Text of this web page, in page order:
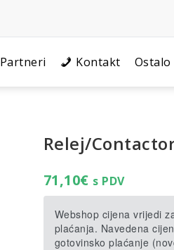
Partneri Kontakt Ostalo
Relej/
71,10€ s PDV
Webshop cijena vrijedi
plaćanja. Navedena
gotovinsko plaćanje